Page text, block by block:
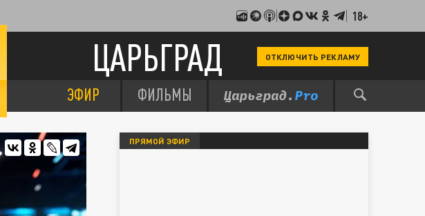
18+
ЦАРЬГРАД ОТКЛЮЧИТЬ РЕКЛАМУ
ЭФИР ФИЛЬМЫ
ПРЯМОЙ ЭФИР